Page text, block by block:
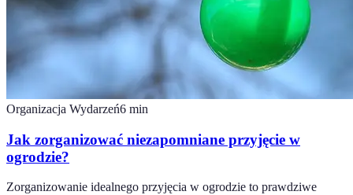
Organizacja Wydarzeń6 min
Jak zorganizować niezapomniane przyjęcie w
ogrodzie?
Zorganizowanie idealnego przyjęcia w ogrodzie to prawdziwe